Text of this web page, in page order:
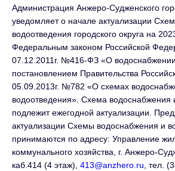
Администрация Анжеро-Судженского
уведомляет о начале актуализации
водоотведения городского округа на
Федеральным законом Российской
07.12.2011г. №416-ФЗ «О
постановлением Правительства
05.09.2013г. №782 «О схемах
водоотведения». Схема водоснабжения
подлежит ежегодной актуализации.
актуализации Схемы водоснабжения и
принимаются по адресу: Управление
коммунального хозяйства, г. Анжеро-
каб.414 (4 этаж), 413@anzhero.ru , тел.